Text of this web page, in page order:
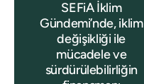
SEFiA İklim
Gündemi’nde, iklim
değişikliği ile
mücadele ve
sürdürülebilirliğin